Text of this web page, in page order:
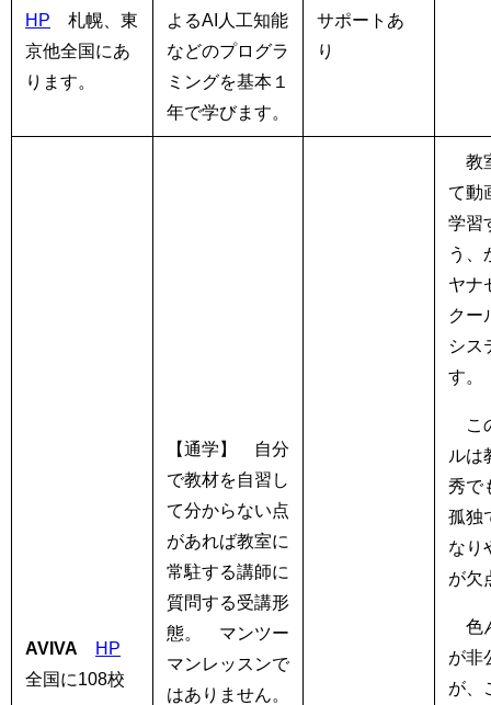
HP 札幌、東
京他全国にあ
ります。
よるAI人工知能
などのプログラ
ミングを基本１
年で学びます。
サポートあ
り
AVIVA
HP
全国に108校
【通学】
自分
で教材を自習し
て分からない点
があれば教室に
常駐する講師に
質問する受講形
態。 マンツー
マンレッスンで
はありません。
教
て動
学習
う、
ヤナ
クー
シス
す
こ
ルは
秀で
孤独
なり
が欠
色
が非
が、